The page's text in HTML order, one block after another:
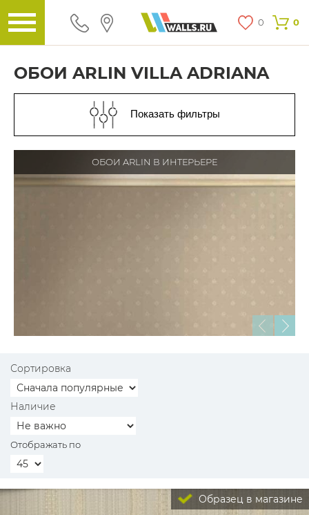
0 0
ОБОИ ARLIN VILLA ADRIANA
Показать фильтры
ОБОИ ARLIN В ИНТЕРЬЕРЕ
Сортировка
Наличие
Отображать по
Образец в магазине